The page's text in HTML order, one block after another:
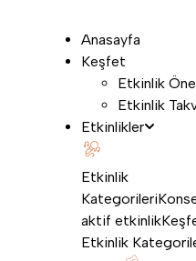
Anasayfa
Keşfet
Etkinlik
Etkinlik
Etkinlikler
Etkinlik
Kategorileri
aktif etkinlik
Etkinlik